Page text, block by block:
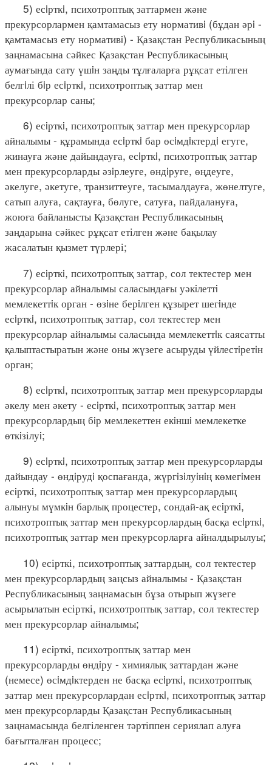
5) есiрткi, психотроптық заттармен және
прекурсорлармен қамтамасыз ету нормативi (бұдан әрi -
қамтамасыз ету нормативi) - Қазақстан Республикасының
заңнамасына сәйкес Қазақстан Республикасының
аумағында сату үшiн заңды тұлғаларға рұқсат етілген
белгiлі бiр есiрткi, психотроптық заттар мен
прекурсорлар саны;
6) есiрткi, психотроптық заттар мен прекурсорлар
айналымы - құрамында есiрткi бар өсiмдiктердi егуге,
жинауға және дайындауға, есiрткi, психотроптық заттар
мен прекурсорларды әзiрлеуге, өндiруге, өңдеуге,
әкелуге, әкетуге, транзиттеуге, тасымалдауға, жөнелтуге,
сатып алуға, сақтауға, бөлуге, сатуға, пайдалануға,
жоюға байланысты Қазақстан Республикасының
заңдарына сәйкес рұқсат етілген және бақылау
жасалатын қызмет түрлері;
7) есiрткi, психотроптық заттар, сол тектестер мен
прекурсорлар айналымы саласындағы уәкiлеттi
мемлекеттiк орган - өзiне берiлген құзырет шегiнде
есiрткi, психотроптық заттар, сол тектестер мен
прекурсорлар айналымы саласында мемлекеттiк саясатты
қалыптастыратын және оны жүзеге асыруды үйлестiретiн
орган;
8) есiрткi, психотроптық заттар мен прекурсорларды
әкелу мен әкету - есiрткi, психотроптық заттар мен
прекурсорлардың бiр мемлекеттен екiншi мемлекетке
өткiзілуi;
9) есiрткi, психотроптық заттар мен прекурсорларды
дайындау - өндiрудi қоспағанда, жүргiзiлуiнiң көмегiмен
есiрткi, психотроптық заттар мен прекурсорлардың
алынуы мүмкiн барлық процестер, сондай-ақ есiрткi,
психотроптық заттар мен прекурсорлардың басқа есiрткi,
психотроптық заттар мен прекурсорларға айналдырылуы;
10) есірткі, психотроптық заттардың, сол тектестер
мен прекурсорлардың заңсыз айналымы - Қазақстан
Республикасының заңнамасын бұза отырып жүзеге
асырылатын есірткі, психотроптық заттар, сол тектестер
мен прекурсорлар айналымы;
11) есiрткi, психотроптық заттар мен
прекурсорларды өндiру - химиялық заттардан және
(немесе) өсiмдiктерден не басқа есiрткi, психотроптық
заттар мен прекурсорлардан есiрткi, психотроптық заттар
мен прекурсорларды Қазақстан Республикасының
заңнамасында белгіленген тәртіппен сериялап алуға
бағытталған процесс;